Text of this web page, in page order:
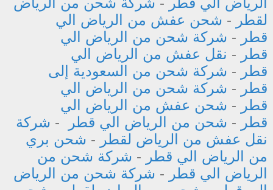
لقطر - شحن عفش من الرياض الي
قطر - شركة شحن من الرياض الي
قطر - نقل عفش من الرياض الي
قطر - شركة شحن من السعودية إلى
قطر - شركة شحن من الرياض الي
قطر - شحن عفش من الرياض الي
قطر - شحن من الرياض الي قطر - شركة
نقل عفش من الرياض لقطر - شحن بري
من الرياض الي قطر - شركة شحن من
الرياض الي قطر - شركة شحن من الرياض